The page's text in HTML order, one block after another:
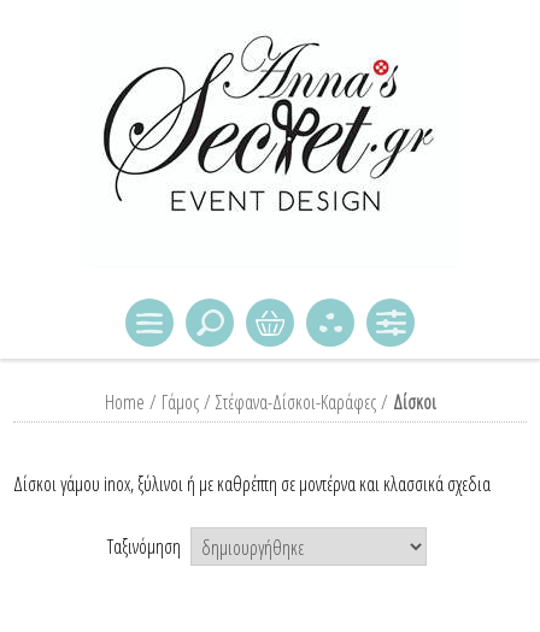
Home / Γάμος / Στέφανα-Δίσκοι-Καράφες / Δίσκοι
Δίσκοι γάμου inox, ξύλινοι ή με καθρέπτη σε μοντέρνα και κλασσικά σχεδια
Ταξινόμηση